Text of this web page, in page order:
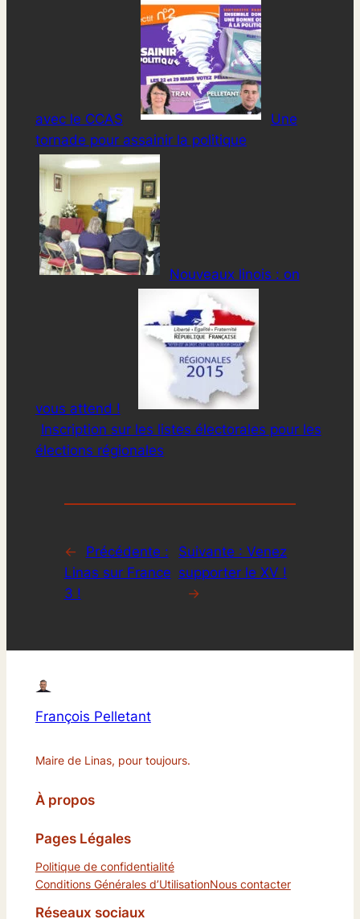
avec le CCAS
Une
tornade pour assainir la politique
Nouveaux linois : on
vous attend !
Inscription sur les listes électorales pour les
élections régionales
←
Précédente :
Linas sur France
3 !
Suivante :Venez
supporter le XV !
→
François Pelletant
Maire de Linas, pour toujours.
À propos
Pages Légales
Politique de confidentialité
Conditions Générales d’UtilisationNous contacter
Réseaux sociaux